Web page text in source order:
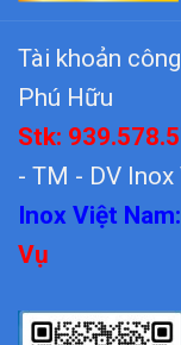
Tài khoản
Phú Hữu
Stk:
- TM - DV
Inox Việt Nam:
Vụ